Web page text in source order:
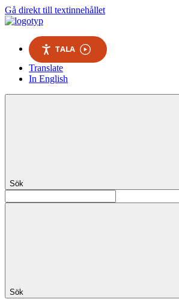
Gå direkt till textinnehållet
TALA
Translate
In English
Sök
Sök